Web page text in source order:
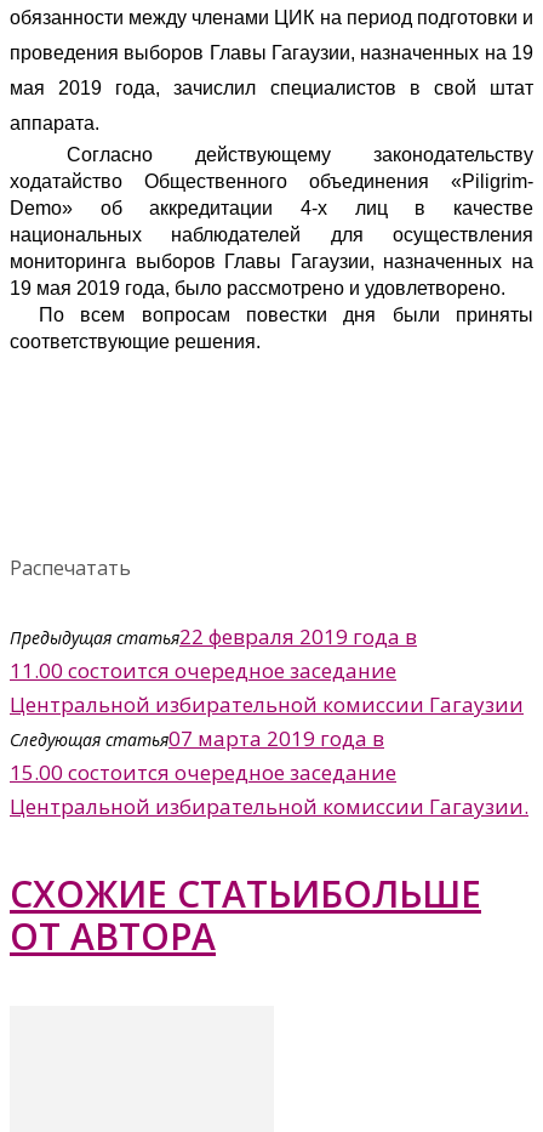
обязанности между членами ЦИК на период подготовки и
проведения выборов Главы Гагаузии, назначенных на 19
мая 2019 года, зачислил специалистов в свой штат
аппарата.
Согласно действующему законодательству
ходатайство Общественного объединения «Piligrim-
Demo» об аккредитации 4-х лиц в качестве
национальных наблюдателей для осуществления
мониторинга выборов Главы Гагаузии, назначенных на
19 мая 2019 года, было рассмотрено и удовлетворено.
По всем вопросам повестки дня были приняты
соответствующие решения.
Распечатать
Предыдущая статья22 февраля 2019 года в
11.00 состоится очередное заседание
Центральной избирательной комиссии Гагаузии
Следующая статья07 марта 2019 года в
15.00 состоится очередное заседание
Центральной избирательной комиссии Гагаузии.
СХОЖИЕ СТАТЬИБОЛЬШЕ
ОТ АВТОРА